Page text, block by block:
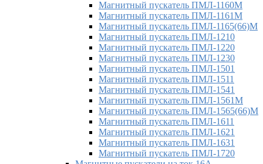
Магнитный пускатель ПМЛ-1160М
Магнитный пускатель ПМЛ-1161М
Магнитный пускатель ПМЛ-1165(66)М
Магнитный пускатель ПМЛ-1210
Магнитный пускатель ПМЛ-1220
Магнитный пускатель ПМЛ-1230
Магнитный пускатель ПМЛ-1501
Магнитный пускатель ПМЛ-1511
Магнитный пускатель ПМЛ-1541
Магнитный пускатель ПМЛ-1561М
Магнитный пускатель ПМЛ-1565(66)М
Магнитный пускатель ПМЛ-1611
Магнитный пускатель ПМЛ-1621
Магнитный пускатель ПМЛ-1631
Магнитный пускатель ПМЛ-1720